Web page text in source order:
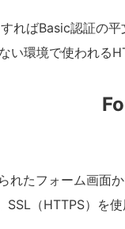
ればBasic認証の
い環境で使われる
れたフォーム画面
（HTTPS）を